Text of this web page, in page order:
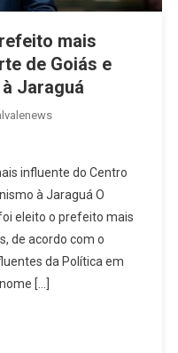
mais
de Goiás e
Jaraguá
influente do Centro
à Jaraguá O
eleito o prefeito mais
de acordo com o
da Política em
[…]